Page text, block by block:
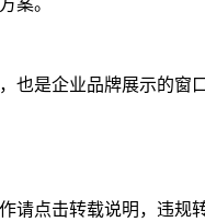
也是企业品牌展示的
请点击转载说明，违规